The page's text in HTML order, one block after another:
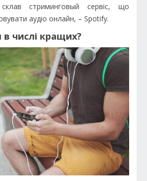
стриминговый сервіс, що
аудіо онлайн, – Spotify.
числі кращих?